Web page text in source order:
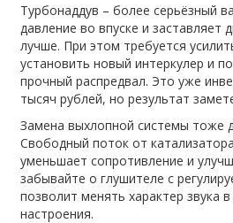
Турбонаддув – более серьёзный
давление во впуске и заставляет
лучше. При этом требуется
установить новый интеркулер и
прочный распредвал. Это уже
тысяч рублей, но результат
Замена выхлопной системы тоже
Свободный поток от
уменьшает сопротивление и
забывайте о глушителе с
позволит менять характер звука
настроения.